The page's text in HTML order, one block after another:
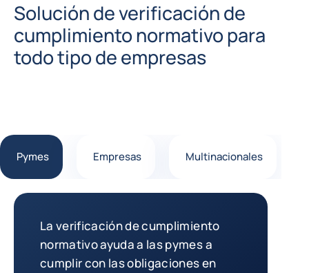
Solución de verificación de
cumplimiento normativo para
todo tipo de empresas
Pymes Empresas Multinacionales
Pymes
La verificación de cumplimiento
normativo ayuda a las pymes a
cumplir con las obligaciones en